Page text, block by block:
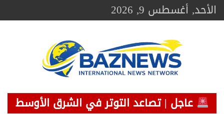
Skip
toالأحد, أغسطس 9, 2026
BAZNEWS
شبكة باز الإخبارية
عاجل | تصاعد التوتر في الشرق الأوسط